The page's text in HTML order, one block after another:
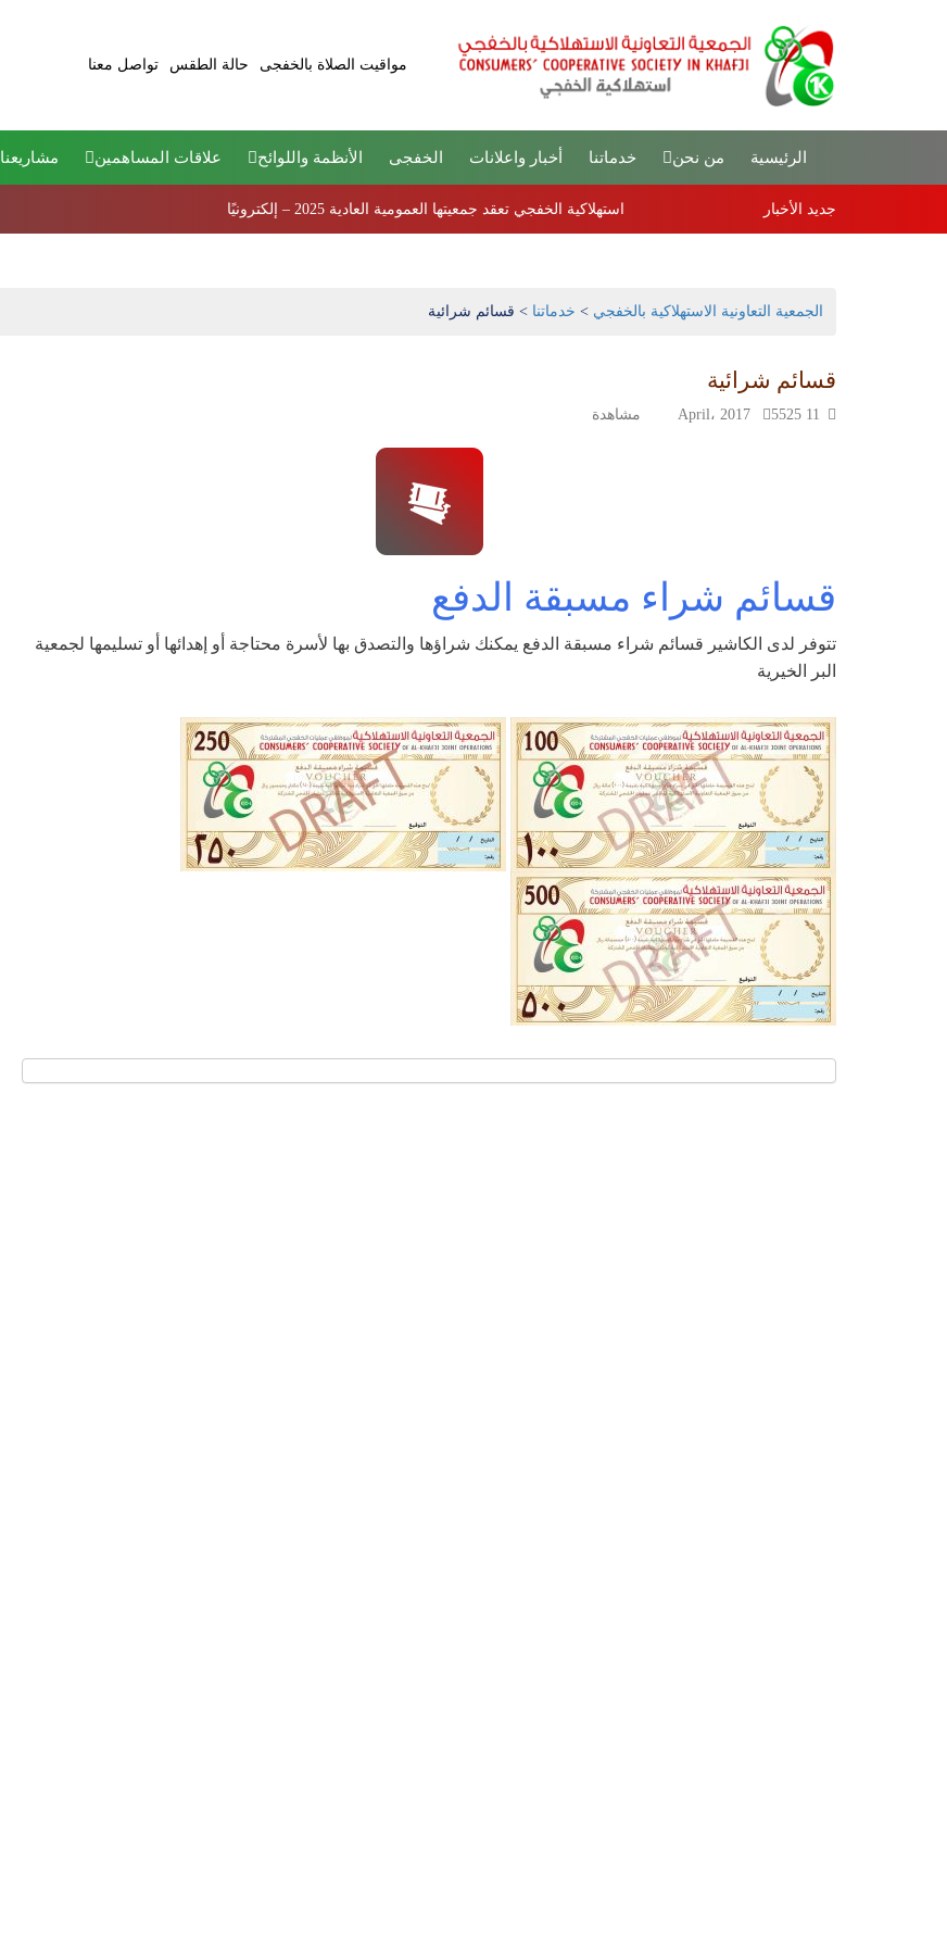
مواقيت الصلاة بالخفجى
حالة الطقس تواصل معنا
الرئيسية من نحن خدماتنا أخبار واعلانات الخفجى الأنظمة واللوائح علاقات المساهمين مشاريعنا
جديد الأخبار استهلاكية الخفجي تعقد جمعيتها العمومية العادية 2025 – إلكترونيًا
الجمعية التعاونية الاستهلاكية بالخفجي > خدماتنا > قسائم شرائية
قسائم شرائية
11 April، 2017 5525 مشاهدة
قسائم شراء مسبقة الدفع
تتوفر لدى الكاشير قسائم شراء مسبقة الدفع يمكنك شراؤها والتصدق بها لأسرة محتاجة أو إهدائها أو تسليمها لجمعية
البر الخيرية